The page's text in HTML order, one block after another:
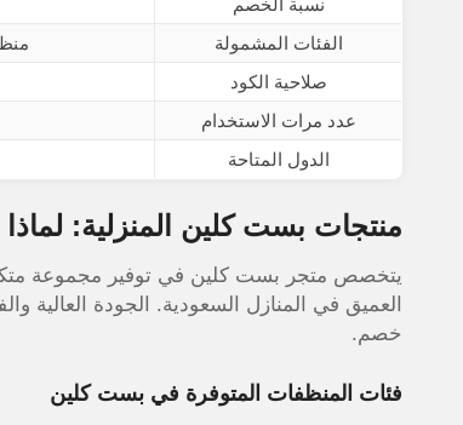
الفئات المشمولة
صلاحية الكود
عدد مرات الاستخدام
الدول المتاحة
منتجات بست كلين المنزلية: لماذا
يتخصص متجر بست كلين في توفير مجموعة
العميق في المنازل السعودية. الجودة العالية
خصم.
فئات المنظفات المتوفرة في بست كلين